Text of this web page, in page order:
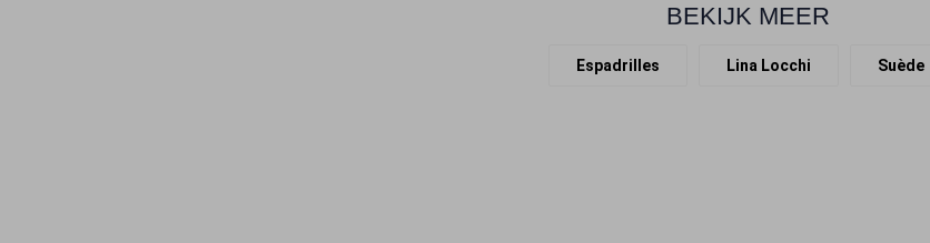
BEKIJK MEER
Espadrilles Lina Locchi Suède